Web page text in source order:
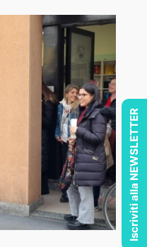
Iscriviti alla NEWSLETTER